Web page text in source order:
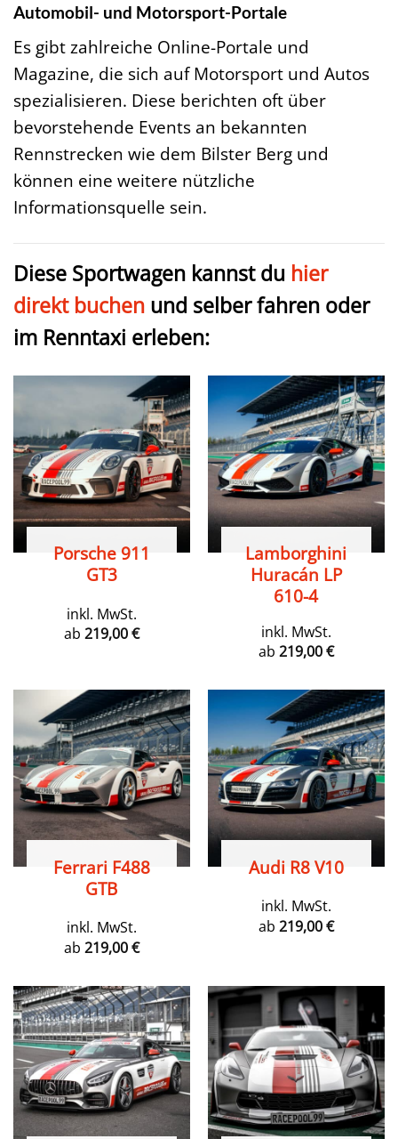
Automobil- und Motorsport-Portale
Es gibt zahlreiche Online-Portale und
Magazine, die sich auf Motorsport und Autos
spezialisieren. Diese berichten oft über
bevorstehende Events an bekannten
Rennstrecken wie dem Bilster Berg und
können eine weitere nützliche
Informationsquelle sein.
Diese Sportwagen kannst du hier
direkt buchen und selber fahren oder
im Renntaxi erleben:
Porsche 911
GT3
inkl. MwSt.
ab 219,00€
Lamborghini
Huracán LP
610-4
inkl. MwSt.
ab 219,00€
Ferrari F488
GTB
inkl. MwSt.
ab 219,00€
Audi R8 V10
inkl. MwSt.
ab 219,00€